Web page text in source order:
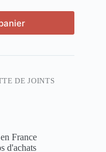
DE JOINTS
France
d'achats